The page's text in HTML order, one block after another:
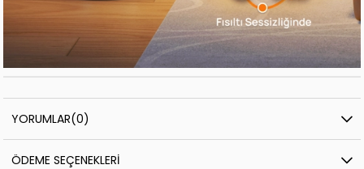
YORUMLAR(0)
ÖDEME SEÇENEKLERI